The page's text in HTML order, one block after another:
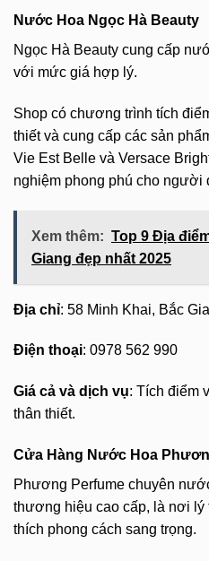
Nước Hoa Ngọc Hà Beauty
Ngọc Hà Beauty cung cấp
với mức giá hợp lý.
Shop có chương trình tích
thiết và cung cấp các sản
Vie Est Belle và Versace
nghiệm phong phú cho người
Xem thêm: Top 9 Địa
Giang đẹp nhất 2025
Địa chỉ: 58 Minh Khai, Bắc
Điện thoại: 0978 562 990
Giá cả và dịch vụ: Tích điểm
thân thiết.
Cửa Hàng Nước Hoa
Phương Perfume chuyên
thương hiệu cao cấp, là nơi
thích phong cách sang trọng.